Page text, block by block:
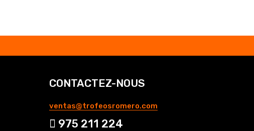
CONTACTEZ-NOUS
ventas@trofeosromero.com
975 211 224